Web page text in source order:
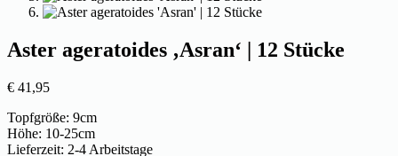
Aster ageratoides ‚Asran‘ | 12 Stücke
€ 41,95
Topfgröße: 9cm
Höhe: 10-25cm
Lieferzeit: 2-4 Arbeitstage